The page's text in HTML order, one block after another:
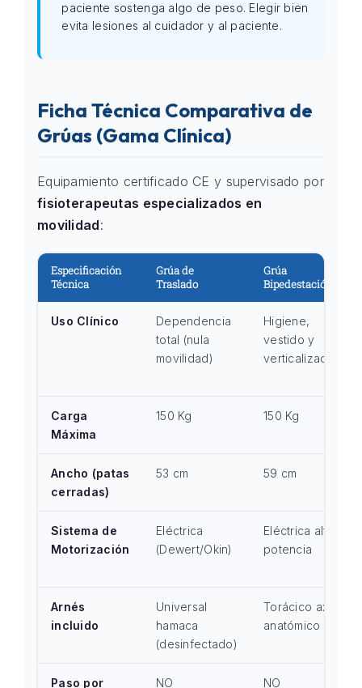
paciente sostenga algo de peso. Elegir bien
evita lesiones al cuidador y al paciente.
Ficha Técnica Comparativa de
Grúas (Gama Clínica)
Equipamiento certificado CE y supervisado por
fisioterapeutas especializados en
movilidad:
Especificación
Técnica
Grúa de
Traslado
Grúa
Bipedestación
Uso Clínico
Dependencia
total (nula
movilidad)
Higiene,
vestido y
verticalización
Carga
Máxima
150 Kg 150 Kg
Ancho (patas
cerradas)
53 cm 59 cm
Sistema de
Motorización
Eléctrica
(Dewert/Okin)
Eléctrica alta
potencia
Arnés
incluido
Universal
hamaca
(desinfectado)
Torácico axial
anatómico
Paso por NO NO